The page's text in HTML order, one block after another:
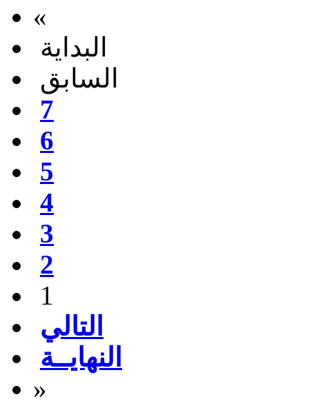
«
البداية
السابق
7
6
5
4
3
2
1
التالي
النهايــة
»